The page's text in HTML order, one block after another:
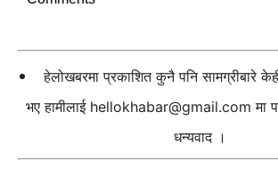
हेलोखबरमा प्रकाशित कुनै पनि सामग्रीबारे
भए हामीलाई hellokhabar@gmail.com मा
धन्यवाद ।